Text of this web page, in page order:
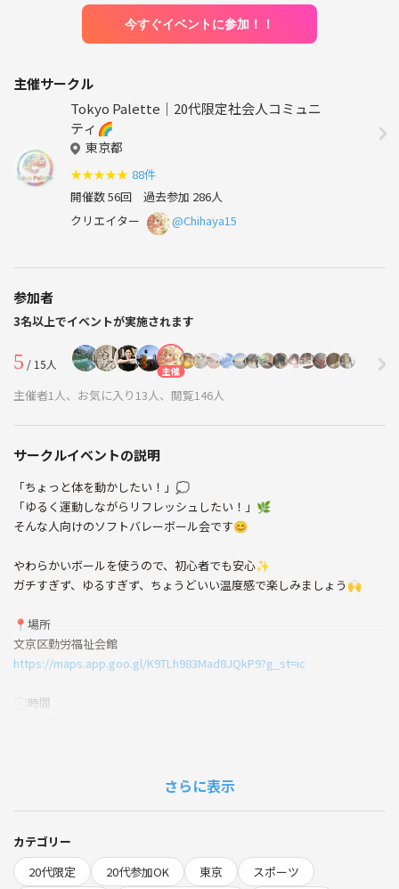
今すぐイベントに参加！！
主催サークル
Tokyo Palette｜20代限定社会人コミュニ
ティ🌈
東京都
★★★★★ 88件
開催数 56回 過去参加 286人
クリエイター
@Chihaya15
参加者
3名以上でイベントが実施されます
5 / 15人 主催
主催者1人、お気に入り13人、閲覧146人
サークルイベントの説明
「ちょっと体を動かしたい！」💭
「ゆるく運動しながらリフレッシュしたい！」🌿
そんな人向けのソフトバレーボール会です😊
やわらかいボールを使うので、初心者でも安心✨
ガチすぎず、ゆるすぎず、ちょうどいい温度感で楽しみましょう🙌
📍場所
文京区勤労福祉会館
https://maps.app.goo.gl/K9TLh983Mad8JQkP9?g_st=ic
🕖時間
1000円（当日、現金 かPayPayでお支払いください）💴📱
※つなげーと代は、システム利用手数料になります
さらに表示
カテゴリー
20代限定
20代参加OK 東京
スポーツ